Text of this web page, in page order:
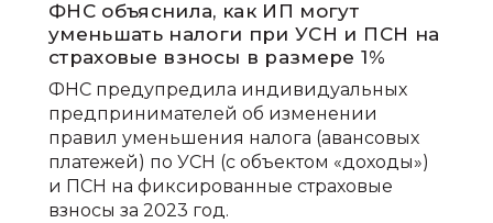
ФНС объяснила, как ИП могут
уменьшать налоги при УСН и ПСН на
страховые взносы в размере 1%
ФНС предупредила индивидуальных
предпринимателей об изменении
правил уменьшения налога (авансовых
платежей) по УСН (с объектом «доходы»)
и ПСН на фиксированные страховые
взносы за 2023 год.